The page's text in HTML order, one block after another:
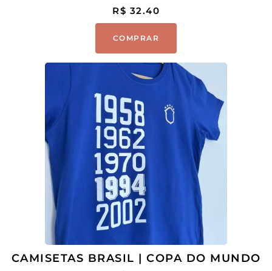
R$ 32.40
COMPRAR
CAMISETAS BRASIL | COPA DO MUNDO